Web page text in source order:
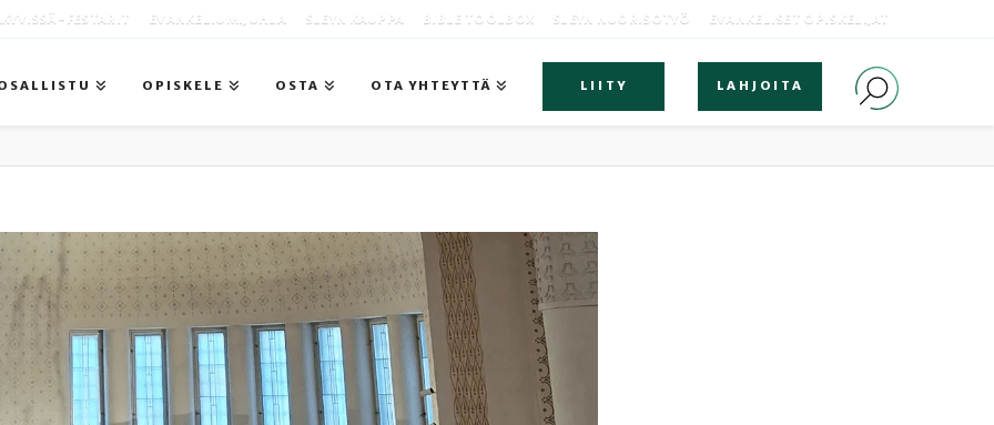
-FESTARIT EVANKELIUMIJUHLA SLEYN KAUPPA BIBLE TOOLBOX SLEYN NUORISOTYÖ EVANKELISET OPISKELIJAT
OPISKELE OSTA OTA YHTEYTTÄ LIITY LAHJOITA